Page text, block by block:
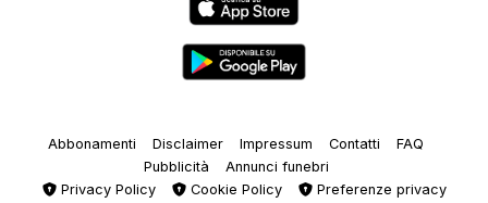
Abbonamenti Disclaimer Impressum Contatti
FAQ
Pubblicità
Annunci funebri
Privacy Policy
Cookie Policy Preferenze privacy